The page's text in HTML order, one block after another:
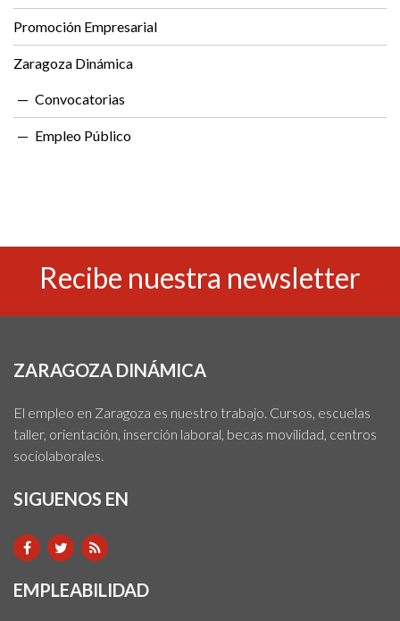
Promoción Empresarial
Zaragoza Dinámica
Convocatorias
Empleo Público
Recibe nuestra newsletter
ZARAGOZA DINÁMICA
El empleo en Zaragoza es nuestro trabajo. Cursos, escuelas
taller, orientación, inserción laboral, becas movilidad, centros
sociolaborales.
SIGUENOS EN
EMPLEABILIDAD